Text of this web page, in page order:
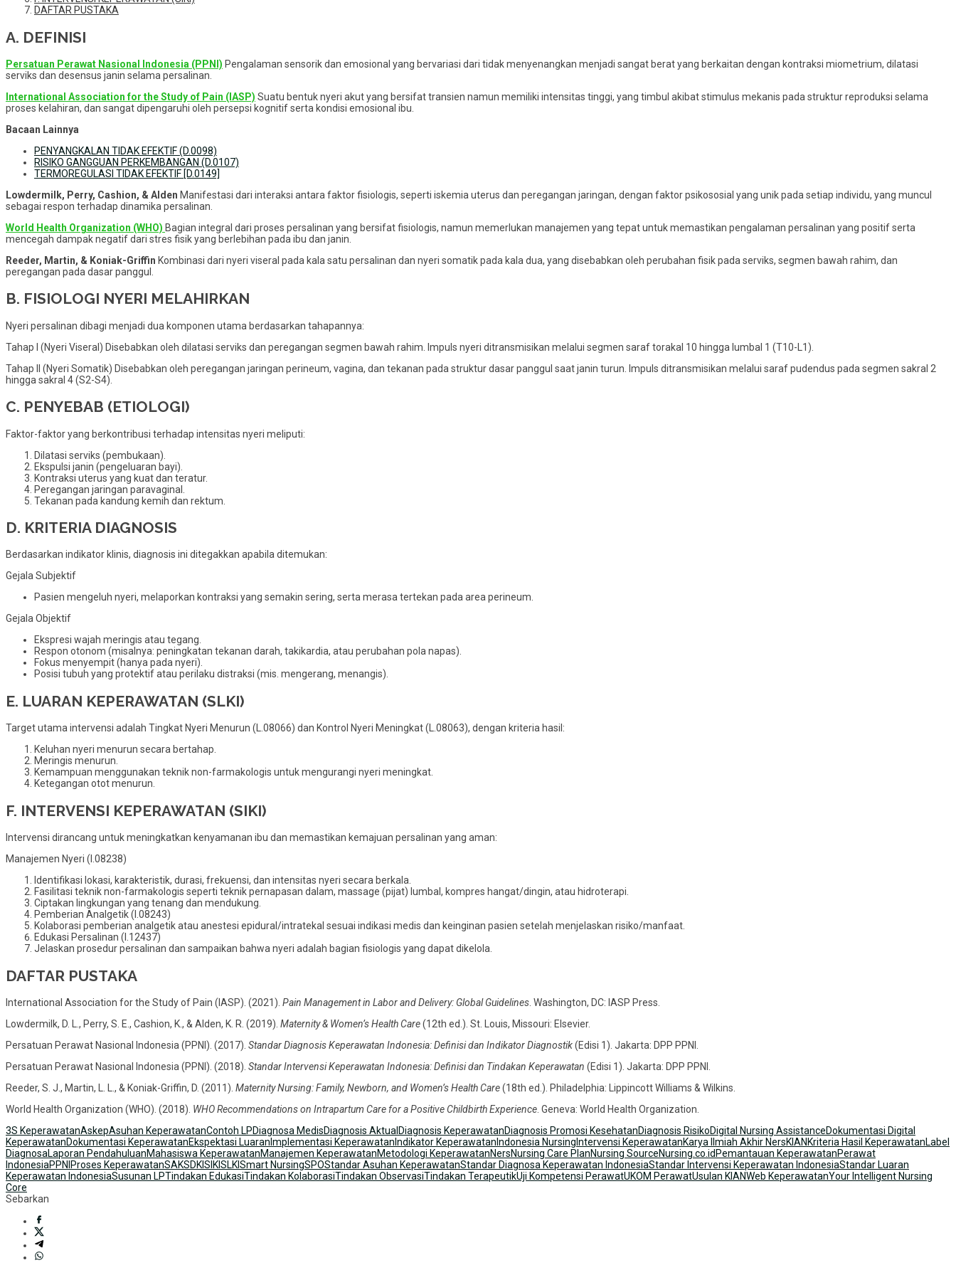
DAFTAR PUSTAKA
A. DEFINISI
Persatuan Perawat Nasional Indonesia (PPNI) Pengalaman sensorik dan emosional yang bervariasi dari tidak menyenangkan menjadi sangat berat yang berkaitan dengan kontraksi miometrium, dilatasi
serviks dan desensus janin selama persalinan.
International Association for the Study of Pain (IASP) Suatu bentuk nyeri akut yang bersifat transien namun memiliki intensitas tinggi, yang timbul akibat stimulus mekanis pada struktur reproduksi selama
proses kelahiran, dan sangat dipengaruhi oleh persepsi kognitif serta kondisi emosional ibu.
Bacaan Lainnya
PENYANGKALAN TIDAK EFEKTIF (D.0098)
RISIKO GANGGUAN PERKEMBANGAN (D.0107)
TERMOREGULASI TIDAK EFEKTIF [D.0149]
Lowdermilk, Perry, Cashion, & Alden Manifestasi dari interaksi antara faktor fisiologis, seperti iskemia uterus dan peregangan jaringan, dengan faktor psikososial yang unik pada setiap individu, yang muncul
sebagai respon terhadap dinamika persalinan.
World Health Organization (WHO) Bagian integral dari proses persalinan yang bersifat fisiologis, namun memerlukan manajemen yang tepat untuk memastikan pengalaman persalinan yang positif serta
mencegah dampak negatif dari stres fisik yang berlebihan pada ibu dan janin.
Reeder, Martin, & Koniak-Griffin Kombinasi dari nyeri viseral pada kala satu persalinan dan nyeri somatik pada kala dua, yang disebabkan oleh perubahan fisik pada serviks, segmen bawah rahim, dan
peregangan pada dasar panggul.
B. FISIOLOGI NYERI MELAHIRKAN
Nyeri persalinan dibagi menjadi dua komponen utama berdasarkan tahapannya:
Tahap I (Nyeri Viseral) Disebabkan oleh dilatasi serviks dan peregangan segmen bawah rahim. Impuls nyeri ditransmisikan melalui segmen saraf torakal 10 hingga lumbal 1 (T10-L1).
Tahap II (Nyeri Somatik) Disebabkan oleh peregangan jaringan perineum, vagina, dan tekanan pada struktur dasar panggul saat janin turun. Impuls ditransmisikan melalui saraf pudendus pada segmen sakral 2
hingga sakral 4 (S2-S4).
C. PENYEBAB (ETIOLOGI)
Faktor-faktor yang berkontribusi terhadap intensitas nyeri meliputi:
Dilatasi serviks (pembukaan).
Ekspulsi janin (pengeluaran bayi).
Kontraksi uterus yang kuat dan teratur.
Peregangan jaringan paravaginal.
Tekanan pada kandung kemih dan rektum.
D. KRITERIA DIAGNOSIS
Berdasarkan indikator klinis, diagnosis ini ditegakkan apabila ditemukan:
Gejala Subjektif
Pasien mengeluh nyeri, melaporkan kontraksi yang semakin sering, serta merasa tertekan pada area perineum.
Gejala Objektif
Ekspresi wajah meringis atau tegang.
Respon otonom (misalnya: peningkatan tekanan darah, takikardia, atau perubahan pola napas).
Fokus menyempit (hanya pada nyeri).
Posisi tubuh yang protektif atau perilaku distraksi (mis. mengerang, menangis).
E. LUARAN KEPERAWATAN (SLKI)
Target utama intervensi adalah Tingkat Nyeri Menurun (L.08066) dan Kontrol Nyeri Meningkat (L.08063), dengan kriteria hasil:
Keluhan nyeri menurun secara bertahap.
Meringis menurun.
Kemampuan menggunakan teknik non-farmakologis untuk mengurangi nyeri meningkat.
Ketegangan otot menurun.
F. INTERVENSI KEPERAWATAN (SIKI)
Intervensi dirancang untuk meningkatkan kenyamanan ibu dan memastikan kemajuan persalinan yang aman:
Manajemen Nyeri (I.08238)
Identifikasi lokasi, karakteristik, durasi, frekuensi, dan intensitas nyeri secara berkala.
Fasilitasi teknik non-farmakologis seperti teknik pernapasan dalam, massage (pijat) lumbal, kompres hangat/dingin, atau hidroterapi.
Ciptakan lingkungan yang tenang dan mendukung.
Pemberian Analgetik (I.08243)
Kolaborasi pemberian analgetik atau anestesi epidural/intratekal sesuai indikasi medis dan keinginan pasien setelah menjelaskan risiko/manfaat.
Edukasi Persalinan (I.12437)
Jelaskan prosedur persalinan dan sampaikan bahwa nyeri adalah bagian fisiologis yang dapat dikelola.
DAFTAR PUSTAKA
International Association for the Study of Pain (IASP). (2021). Pain Management in Labor and Delivery: Global Guidelines . Washington, DC: IASP Press.
Lowdermilk, D. L., Perry, S. E., Cashion, K., & Alden, K. R. (2019). Maternity & Women’s Health Care(12th ed.). St. Louis, Missouri: Elsevier.
Persatuan Perawat Nasional Indonesia (PPNI). (2017). Standar Diagnosis Keperawatan Indonesia: Definisi dan Indikator Diagnostik(Edisi 1). Jakarta: DPP PPNI.
Persatuan Perawat Nasional Indonesia (PPNI). (2018). Standar Intervensi Keperawatan Indonesia: Definisi dan Tindakan Keperawatan (Edisi 1). Jakarta: DPP PPNI.
Reeder, S. J., Martin, L. L., & Koniak-Griffin, D. (2011). Maternity Nursing: Family, Newborn, and Women’s Health Care(18th ed.). Philadelphia: Lippincott Williams & Wilkins.
World Health Organization (WHO). (2018). WHO Recommendations on Intrapartum Care for a Positive Childbirth Experience . Geneva: World Health Organization.
3S KeperawatanAskepAsuhan KeperawatanContoh LPDiagnosa MedisDiagnosis Aktual Diagnosis KeperawatanDiagnosis Promosi KesehatanDiagnosis RisikoDigital Nursing AssistanceDokumentasi Digital
KeperawatanDokumentasi KeperawatanEkspektasi Luaran Implementasi Keperawatan Indikator Keperawatan Indonesia Nursing Intervensi KeperawatanKarya Ilmiah Akhir NersKIAN Kriteria Hasil KeperawatanLabel
DiagnosaLaporan PendahuluanMahasiswa KeperawatanManajemen KeperawatanMetodologi KeperawatanNersNursing Care PlanNursing SourceNursing.co.id Pemantauan KeperawatanPerawat
IndonesiaPPNI Proses KeperawatanSAKSDKISIKISLKISmart NursingSPOStandar Asuhan KeperawatanStandar Diagnosa Keperawatan IndonesiaStandar Intervensi Keperawatan IndonesiaStandar Luaran
Keperawatan IndonesiaSusunan LPTindakan EdukasiTindakan KolaborasiTindakan ObservasiTindakan TerapeutikUji Kompetensi PerawatUKOM PerawatUsulan KIANWeb KeperawatanYour Intelligent Nursing
Core
Sebarkan